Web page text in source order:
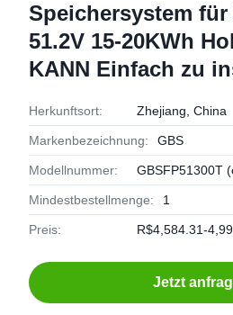
Speichersystem für
51.2V 15-20KWh
KANN Einfach zu
Herkunftsort: Zhejiang, China
Markenbezeichnung: GBS
Modellnummer: GBSFP51300T
Mindestbestellmenge: 1
Preis: R$4,584.31-
Jetzt